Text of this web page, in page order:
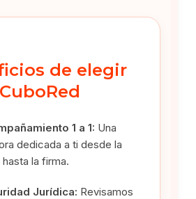
de elegir
CuboRed
1 a 1: Una
dedicada a ti desde la
la firma.
Jurídica: Revisamos